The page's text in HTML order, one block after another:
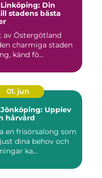
Din
stadens bästa
av Östergötland
charmiga staden
känd fö...
01. jun
Jönköping: Upplev
hårvård
en frisörsalong som
dina behov och
ka...